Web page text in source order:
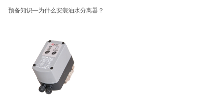
预备知识—为什么安装油水分离器？